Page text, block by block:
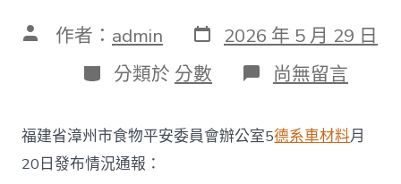
文 作者： admin 發
表
日
期
2026 年 5 月 29 日
分
類
分類於 分數 在
〈福
漳
州
尚無留言
福建省漳州市食物平安委員會辦公室5德系車材料月
20日發布情況通報：